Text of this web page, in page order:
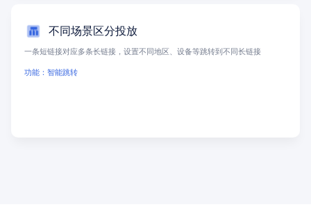
不同场景区分投放
一条短链接对应多条长链接，设置不同地区、设备等跳转到不同长链接
功能：智能跳转